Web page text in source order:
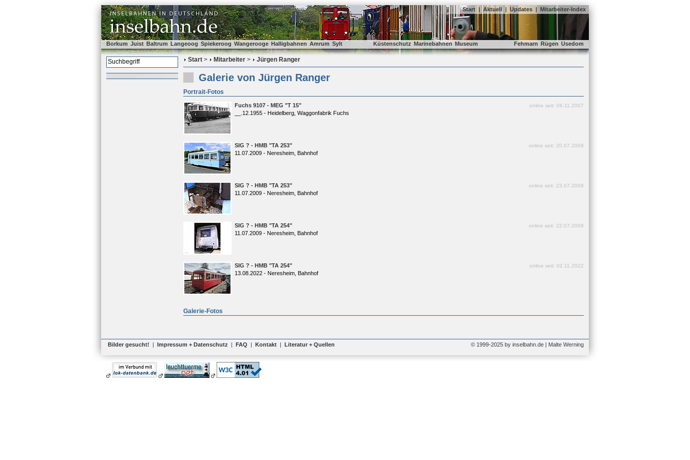
Start | Aktuell | Updates | Mitarbeiter-Index
Borkum Juist Baltrum Langeoog Spiekeroog Wangerooge Halligbahnen Amrum Sylt Küstenschutz Marinebahnen Museum Fehmarn Rügen Usedom
Start > Mitarbeiter > Jürgen Ranger
Galerie von Jürgen Ranger
Portrait-Fotos
Fuchs 9107 - MEG "T 15" online seit: 06.11.2007
__.12.1955 - Heidelberg, Waggonfabrik Fuchs
SIG ? - HMB "TA 253" online seit: 20.07.2009
11.07.2009 - Neresheim, Bahnhof
SIG ? - HMB "TA 253" online seit: 23.07.2009
11.07.2009 - Neresheim, Bahnhof
SIG ? - HMB "TA 254" online seit: 22.07.2009
11.07.2009 - Neresheim, Bahnhof
SIG ? - HMB "TA 254" online seit: 02.11.2022
13.08.2022 - Neresheim, Bahnhof
Galerie-Fotos
Bilder gesucht! | Impressum + Datenschutz | FAQ | Kontakt | Literatur + Quellen © 1999-2025 by inselbahn.de | Malte Werning